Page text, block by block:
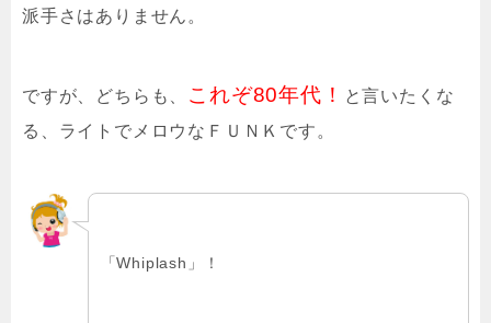
派手さはありません。
ですが、どちらも、 これぞ80年代！
と言いたくな
る、ライトでメロウなＦＵＮＫです。
「Whiplash」！